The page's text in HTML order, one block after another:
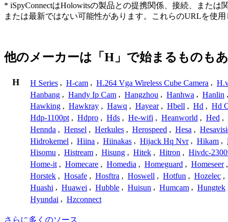
* iSpyConnectはHolowitsの製品との提携関係、接続、また
または最新ではない可能性があります。これらのURLを使
他のメーカーは「H」で始まるものもあ
H H Series , H-cam , H.264 Vga Wireless Cube Camera ,
Hanbang , Handy Ip Cam , Hangzhou , Hanhwa , Hanlin ,
Hawking , Hawkray , Hawq , Hayear , Hbell , Hd , Hd
Hdp-1100pt , Hdpro , Hds , He-wifi , Heanworld , Hed ,
Hennda , Hensel , Herkules , Herospeed , Hesa ,
Hidrokemel , Hiina , Hiinakas , Hijack Hq Nvr , Hikam ,
Hisomu , Histream , Hisung , Hitek , Hitron , Hivdc-
Home-it , Homecare , Homedia , Homeguard , Homeseer ,
Horstek , Hosafe , Hosftra , Hoswell , Hotfun , Hozelec ,
Huashi , Huawei , Hubble , Huisun , Humcam , Hungtek
Hyundai , Hzconnect
さらに多くのソース